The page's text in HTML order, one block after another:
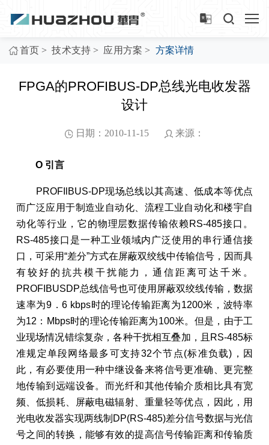
首页 > 技术支持 > 应用方案 > 方案详情
FPGA的PROFIBUS-DP总线光电收发器
设计
日期：2010-11-15 来源：
O 引言
PROFIlBUS-DP现场总线以其高速、低成本等优点
而广泛应用于制造业自动化、流程工业自动化和楼宇自
动化等行业，它的物理层数据传输依赖RS-485接口。
RS-485接口是一种工业领域内广泛使用的串行通信接
口，可采用“差分”方式在屏蔽双绞线中传输信号，因而具
有较好的抗共模干扰能力，通信距离可达千米。
PROFIBUSDP总线信号也可使用屏蔽双绞线传输，数据
速率为9．6 kbps时的理论传输距离为1200米，波特率
为12：Mbps时的理论传输距离为100米。但是，由于工
业现场情况错综复杂，各种干扰相互叠加，且RS-485标
准规定单段网络最多可支持32个节点(标准负载)，因
此，有必要使用一种中继设备来将信号更准确、更完整
地传输到远端设备。而光纤和其他传输介质相比具有宽
频、低损耗、屏蔽电磁辐射、重量轻等优点，因此，用
光电收发器实现两线制DP(RS-485)差分信号数据与光信
号之间的转换，能够有效的提高信号传输距离和传输质